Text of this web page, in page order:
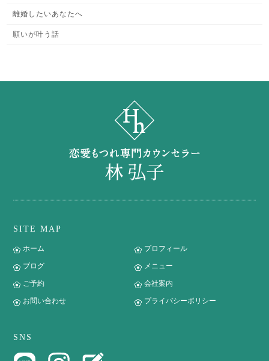
離婚したいあなたへ
願いが叶う話
SITE MAP
ホーム プロフィール
ブログ メニュー
ご予約 会社案内
お問い合わせ プライバシーポリシー
SNS